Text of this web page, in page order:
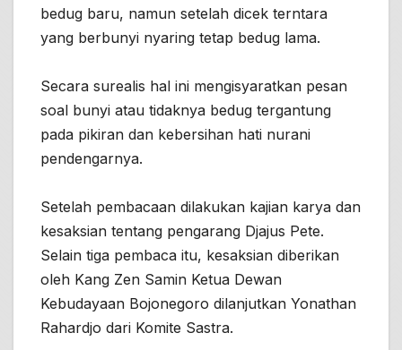
bedug baru, namun setelah dicek terntara
yang berbunyi nyaring tetap bedug lama.
Secara surealis hal ini mengisyaratkan pesan
soal bunyi atau tidaknya bedug tergantung
pada pikiran dan kebersihan hati nurani
pendengarnya.
Setelah pembacaan dilakukan kajian karya dan
kesaksian tentang pengarang Djajus Pete.
Selain tiga pembaca itu, kesaksian diberikan
oleh Kang Zen Samin Ketua Dewan
Kebudayaan Bojonegoro dilanjutkan Yonathan
Rahardjo dari Komite Sastra.